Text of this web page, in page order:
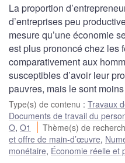
La proportion
d’entreprises peu
mesure qu’une économie
est plus prononcé chez les
comparativement aux
susceptibles d’avoir leur
pauvres, mais le sont
Type(s) de contenu : Travaux
Documents de travail du
O, O1 Thème(s) de
et offre de main-d’œuvre,
monétaire, Économie réelle et